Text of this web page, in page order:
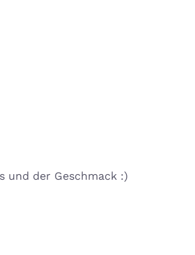
und der Geschmack :)